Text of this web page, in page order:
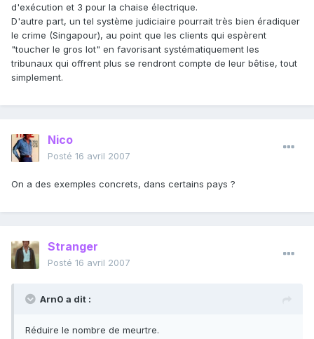
d'exécution et 3 pour la chaise électrique.
D'autre part, un tel système judiciaire pourrait très bien éradiquer
le crime (Singapour), au point que les clients qui espèrent
"toucher le gros lot" en favorisant systématiquement les
tribunaux qui offrent plus se rendront compte de leur bêtise, tout
simplement.
Nico
Posté 16 avril 2007
On a des exemples concrets, dans certains pays ?
Stranger
Posté 16 avril 2007
Arn0 a dit :
Réduire le nombre de meurtre.